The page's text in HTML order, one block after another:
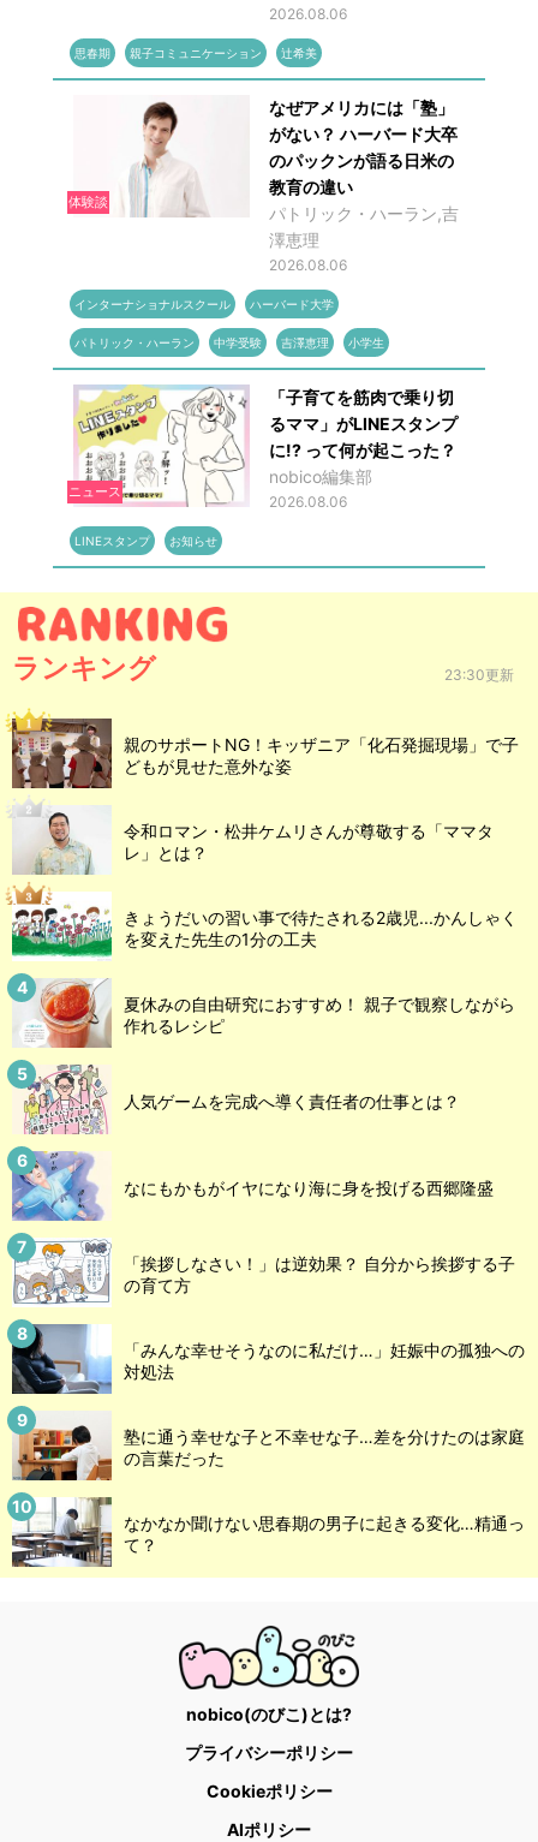
2026.08.06
思春期 親子コミュニケーション 辻希美
体験談
なぜアメリカには「塾」
がない？ ハーバード大卒
のパックンが語る日米の
教育の違い
パトリック・ハーラン,吉
澤恵理
2026.08.06
インターナショナルスクール ハーバード大学
パトリック・ハーラン 中学受験 吉澤恵理 小学生
ニュース
「子育てを筋肉で乗り切
るママ」がLINEスタンプ
に!? って何が起こった？
nobico編集部
2026.08.06
LINEスタンプ お知らせ
ランキング 23:30更新
親のサポートNG！キッザニア「化石発掘現場」で子
どもが見せた意外な姿
令和ロマン・松井ケムリさんが尊敬する「ママタ
レ」とは？
きょうだいの習い事で待たされる2歳児...かんしゃく
を変えた先生の1分の工夫
夏休みの自由研究におすすめ！ 親子で観察しながら
作れるレシピ
人気ゲームを完成へ導く責任者の仕事とは？
なにもかもがイヤになり海に身を投げる西郷隆盛
「挨拶しなさい！」は逆効果？ 自分から挨拶する子
の育て方
「みんな幸せそうなのに私だけ…」妊娠中の孤独への
対処法
塾に通う幸せな子と不幸せな子…差を分けたのは家庭
の言葉だった
なかなか聞けない思春期の男子に起きる変化…精通っ
て？
nobico(のびこ)とは?
プライバシーポリシー
Cookieポリシー
AIポリシー